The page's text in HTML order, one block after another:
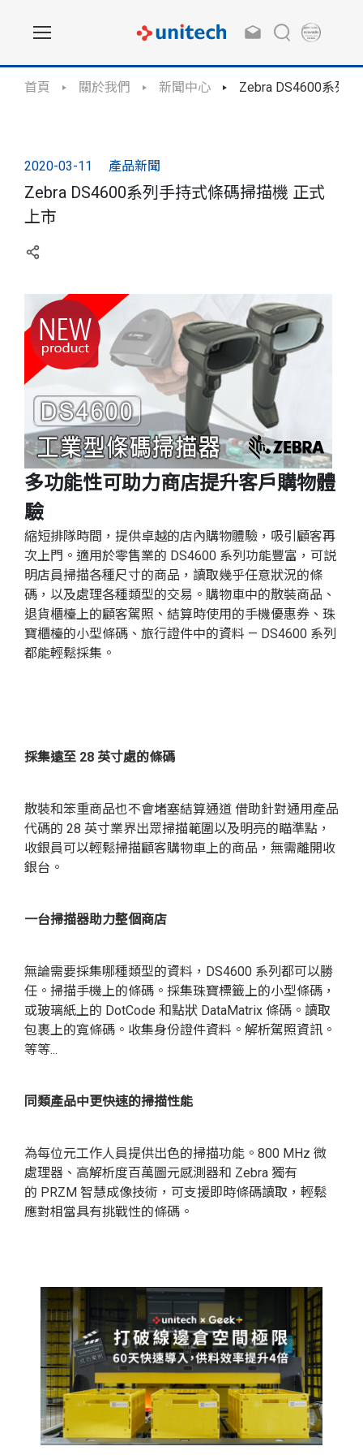
首頁 關於我們 新聞中心 Zebra DS4600系列
2020-03-11 產品新聞
Zebra DS4600系列手持式條碼掃描機 正式
上市
多功能性可助力商店提升客戶購物體
驗
縮短排隊時間，提供卓越的店內購物體驗，吸引顧客再
次上門。適用於零售業的 DS4600 系列功能豐富，可説
明店員掃描各種尺寸的商品，讀取幾乎任意狀況的條
碼，以及處理各種類型的交易。購物車中的散裝商品、
退貨櫃檯上的顧客駕照、結算時使用的手機優惠券、珠
寶櫃檯的小型條碼、旅行證件中的資料 — DS4600 系列
都能輕鬆採集。
採集遠至 28 英寸處的條碼
散裝和笨重商品也不會堵塞結算通道 借助針對通用產品
代碼的 28 英寸業界出眾掃描範圍以及明亮的瞄準點，
收銀員可以輕鬆掃描顧客購物車上的商品，無需離開收
銀台。
一台掃描器助力整個商店
無論需要採集哪種類型的資料，DS4600 系列都可以勝
任。掃描手機上的條碼。採集珠寶標籤上的小型條碼，
或玻璃紙上的 DotCode 和點狀 DataMatrix 條碼。讀取
包裹上的寬條碼。收集身份證件資料。解析駕照資訊。
等等...
同類產品中更快速的掃描性能
為每位元工作人員提供出色的掃描功能。800 MHz 微
處理器、高解析度百萬圖元感測器和 Zebra 獨有
的 PRZM 智慧成像技術，可支援即時條碼讀取，輕鬆
應對相當具有挑戰性的條碼。